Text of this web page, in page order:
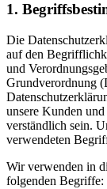
1.
Die
auf den
und
Grundverordnung
unsere Kunden
verständlich sein.
verwendeten
Wir verwenden in
folgenden Begriffe: